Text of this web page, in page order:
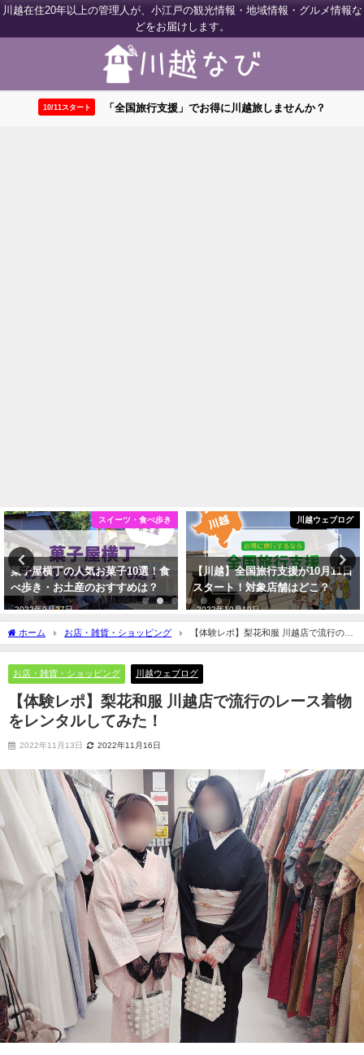
川越在住20年以上の管理人が、小江戸の観光情報・地域情報・グルメ情報な
どをお届けします。
10/11スタート 「全国旅行支援」でお得に川越旅しませんか？
川越ウェブログ
【川越】全国旅行支援が10月11日
スタート！対象店舗はどこ？
2022年10月19日
お店・雑貨・ショッピング
【2022年】川越の着物・浴衣レン
タル店まとめ！おすすめはどこ？
2022年10月20日
ホーム お店・雑貨・ショッピング
【体験レポ】梨花和服 川越店で流行のレ
ース着物をレンタルしてみた！
お店・雑貨・ショッピング 川越ウェブログ
【体験レポ】梨花和服 川越店で流行のレース着物
をレンタルしてみた！
2022年11月13日 2022年11月16日